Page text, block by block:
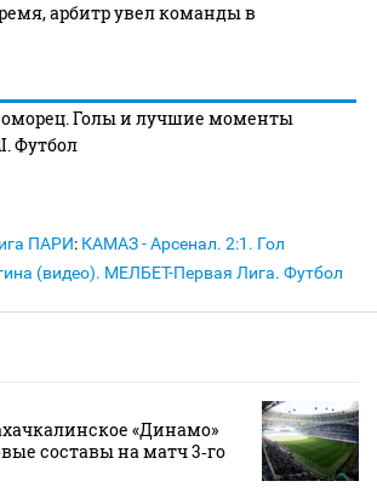
арбитр увел команды в
Голы и лучшие моменты
Футбол
ПАРИ: КАМАЗ - Арсенал. 2:1. Гол
(видео). МЕЛБЕТ-Первая Лига. Футбол
«Динамо»
составы на матч 3‑го